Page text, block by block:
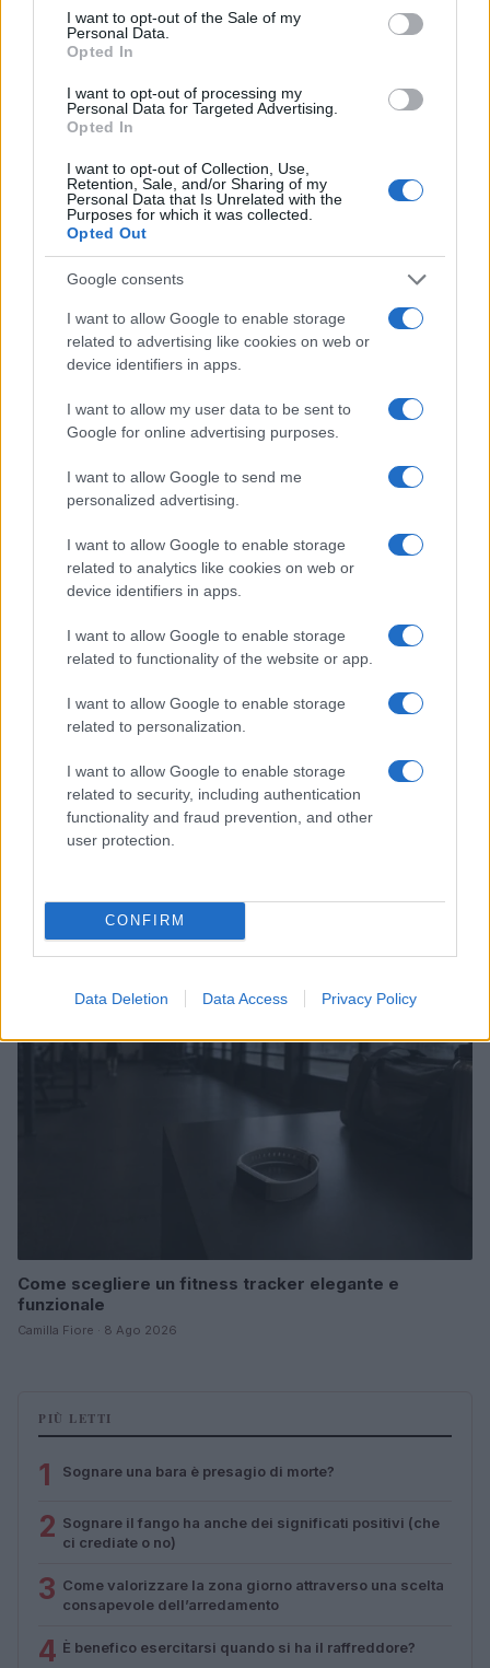
consent section.
I want to opt-out of the Sale of my
Personal Data.
Opted In
I want to opt-out of processing my
Personal Data for Targeted Advertising.
Opted In
I want to opt-out of Collection, Use,
Retention, Sale, and/or Sharing of my
Personal Data that Is Unrelated with the
Purposes for which it was collected.
Opted Out
Google consents
I want to allow Google to enable storage
related to advertising like cookies on web or
device identifiers in apps.
I want to allow my user data to be sent to
Google for online advertising purposes.
I want to allow Google to send me
personalized advertising.
I want to allow Google to enable storage
related to analytics like cookies on web or
device identifiers in apps.
I want to allow Google to enable storage
related to functionality of the website or app.
I want to allow Google to enable storage
related to personalization.
I want to allow Google to enable storage
related to security, including authentication
functionality and fraud prevention, and other
user protection.
CONFIRM
Data Deletion Data Access Privacy Policy
Continua a leggere
BELLEZZA
Italian manicure: la tecnica di manicure che slancia le
unghie e domina i social
focus e memoria
Camilla Fiore · 8 Ago 2026
Come scegliere un fitness tracker elegante e
funzionale
Camilla Fiore · 8 Ago 2026
PIÙ LETTI
1 Sognare una bara è presagio di morte?
2 Sognare il fango ha anche dei significati positivi (che
ci crediate o no)
3 Come valorizzare la zona giorno attraverso una scelta
consapevole dell’arredamento
4 È benefico esercitarsi quando si ha il raffreddore?